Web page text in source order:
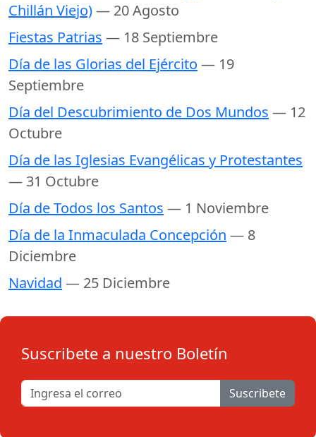
Chillán Viejo)— 20 Agosto
Fiestas Patrias — 18 Septiembre
Día de las Glorias del Ejército — 19
Septiembre
Día del Descubrimiento de Dos Mundos — 12
Octubre
Día de las Iglesias Evangélicas y Protestantes
— 31 Octubre
Día de Todos los Santos — 1 Noviembre
Día de la Inmaculada Concepción — 8
Diciembre
Navidad — 25 Diciembre
Suscribete a nuestro Boletín
Suscribete